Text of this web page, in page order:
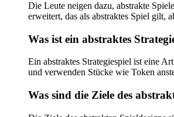
Die Leute neigen dazu, abstrakte
erweitert, das als abstraktes Spiel gilt,
Was ist ein abstraktes
Ein abstraktes Strategiespiel ist eine
und verwenden Stücke wie Token
Was sind die Ziele des